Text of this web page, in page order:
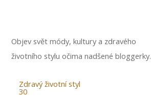
Objev svět módy, kultury a zdravého
životního stylu očima nadšené bloggerky.
Zdravý životní styl
30